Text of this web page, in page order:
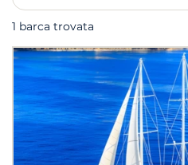
1 barca trovata